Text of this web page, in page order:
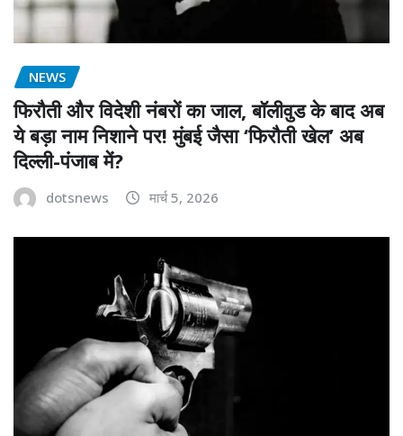
NEWS
फिरौती और विदेशी नंबरों का जाल, बॉलीवुड के बाद अब
ये बड़ा नाम निशाने पर! मुंबई जैसा ‘फिरौती खेल’ अब
दिल्ली-पंजाब में?
dotsnews मार्च 5, 2026